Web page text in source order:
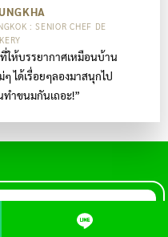
: SENIOR CHEF DE
ที่ให้บรรยากาศเหมือนบ้าน
ได้เรื่อยๆลองมาสนุกไป
ำขนมกันเถอะ!”